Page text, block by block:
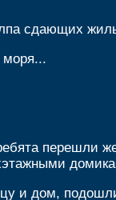
сдающих
моря...
перешли
и дом,